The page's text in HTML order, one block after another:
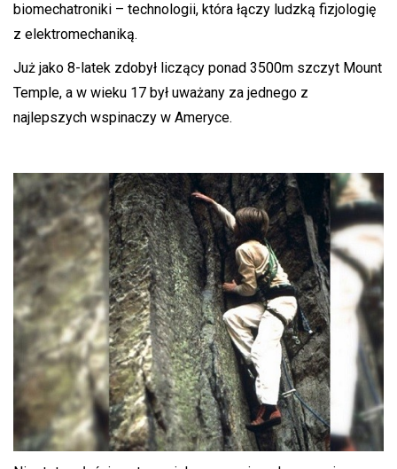
biomechatroniki – technologii, która łączy ludzką fizjologię
z elektromechaniką.
Już jako 8-latek zdobył liczący ponad 3500m szczyt Mount
Temple, a w wieku 17 był uważany za jednego z
najlepszych wspinaczy w Ameryce.